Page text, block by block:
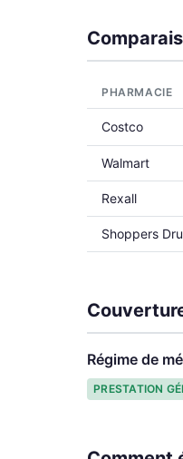
PHARMACIE
Costco
Walmart
Rexall
Shoppers
Régime de
PRESTATION